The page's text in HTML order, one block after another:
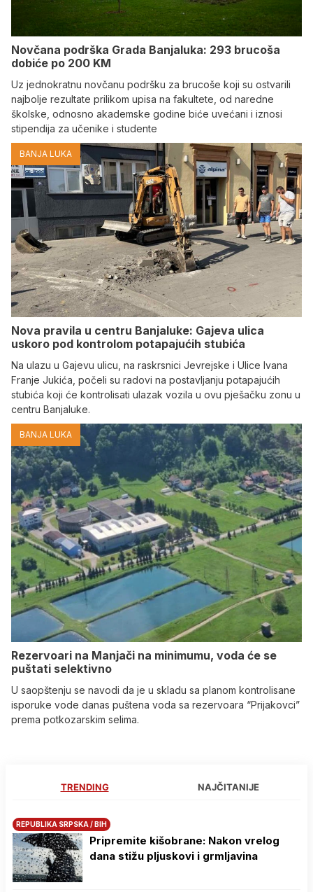
Novčana podrška Grada Banjaluka: 293 brucoša
dobiće po 200 KM
Uz jednokratnu novčanu podršku za brucoše koji su ostvarili
najbolje rezultate prilikom upisa na fakultete, od naredne
školske, odnosno akademske godine biće uvećani i iznosi
stipendija za učenike i studente
BANJA LUKA
Nova pravila u centru Banjaluke: Gajeva ulica
uskoro pod kontrolom potapajućih stubića
Na ulazu u Gajevu ulicu, na raskrsnici Jevrejske i Ulice Ivana
Franje Jukića, počeli su radovi na postavljanju potapajućih
stubića koji će kontrolisati ulazak vozila u ovu pješačku zonu u
centru Banjaluke.
BANJA LUKA
Rezervoari na Manjači na minimumu, voda će se
puštati selektivno
U saopštenju se navodi da je u skladu sa planom kontrolisane
isporuke vode danas puštena voda sa rezervoara “Prijakovci”
prema potkozarskim selima.
TRENDING NAJČITANIJE
REPUBLIKA SRPSKA / BIH
Pripremite kišobrane: Nakon vrelog
dana stižu pljuskovi i grmljavina